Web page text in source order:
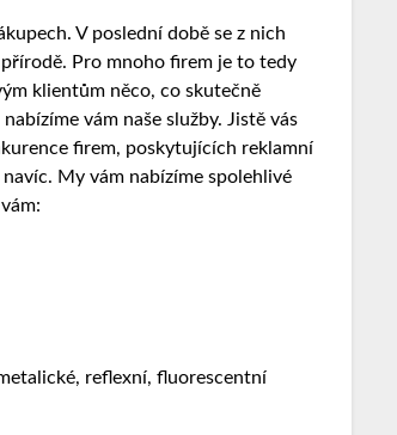
V poslední době se z nich
Pro mnoho firem je to tedy
klientům něco, co skutečně
vám naše služby. Jistě vás
firem, poskytujících reklamní
My vám nabízíme spolehlivé
reflexní, fluorescentní